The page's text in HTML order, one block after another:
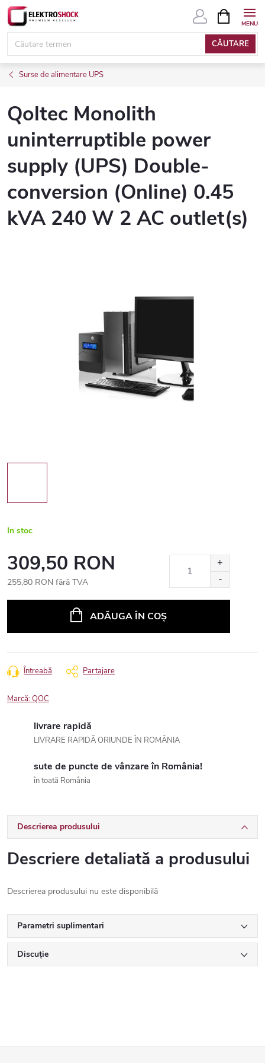
Treci
conținut
CĂUTARE
COŞ
DE
Surse de alimentare UPS
Qoltec Monolith
uninterruptible power
supply (UPS) Double-
conversion (Online) 0.45
kVA 240 W 2 AC outlet(s)
In stoc
309,50 RON
255,80 RON fără TVA
ADĂUGA ÎN COŞ
Întreabă Partajare
Marcă:QOC
livrare rapidă
LIVRARE RAPIDĂ ORIUNDE ÎN ROMÂNIA
sute de puncte de vânzare în România!
în toată România
Descrierea produsului
Descriere detaliată a produsului
Descrierea produsului nu este disponibilă
Parametri suplimentari
Discuţie